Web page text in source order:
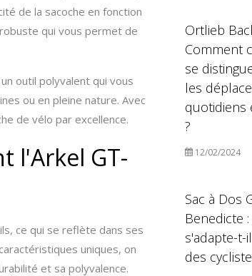
de la sacoche en fonction
qui vous permet de
outil polyvalent qui vous
ou en pleine nature. Avec
de vélo par excellence.
l'Arkel GT-
ce qui se reflète dans ses
uniques, on
et sa polyvalence.
Ortlieb
Comment
se
les
quotidiens
?
12/02/2024
Sac à Dos
Benedicte
s'adapte-t-
des